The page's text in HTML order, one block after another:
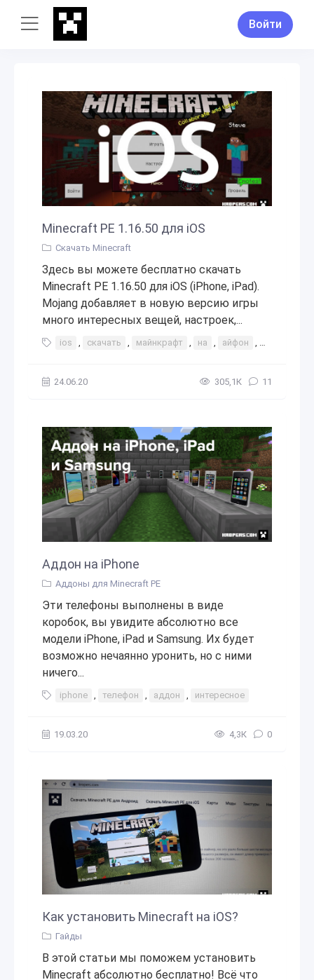
Войти
Minecraft PE 1.16.50 для iOS
Скачать Minecraft
Здесь вы можете бесплатно скачать
Minecraft PE 1.16.50 для iOS (iPhone, iPad).
Mojang добавляет в новую версию игры
много интересных вещей, настроек,...
ios , скачать , майнкрафт , на , айфон , iphone
24.06.20 305,1К 11
Аддон на iPhone
Аддоны для Minecraft PE
Эти телефоны выполнены в виде
коробок, вы увидите абсолютно все
модели iPhone, iPad и Samsung. Их будет
возможно нечаянно уронить, но с ними
ничего...
iphone , телефон , аддон , интересное
19.03.20 4,3К 0
Как установить Minecraft на iOS?
Гайды
В этой статьи мы поможем установить
Minecraft абсолютно бесплатно! Всё что